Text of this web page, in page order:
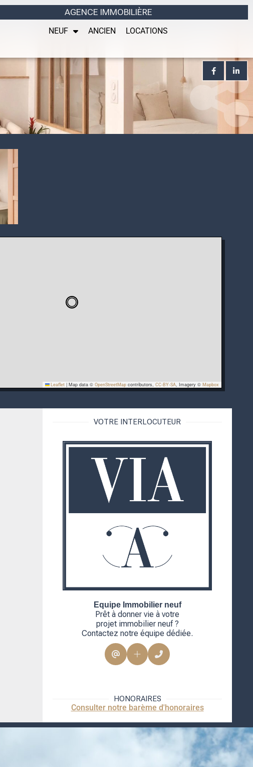
AGENCE IMMOBILIÈRE
NEUF ANCIEN LOCATIONS
Leaflet | Map data © OpenStreetMap contributors, CC-BY-SA , Imagery © Mapbox
VOTRE INTERLOCUTEUR
Equipe Immobilier neuf
Prêt à donner vie à votre
projet immobilier neuf ?
Contactez notre équipe dédiée.
HONORAIRES
Consulter notre barème d'honoraires